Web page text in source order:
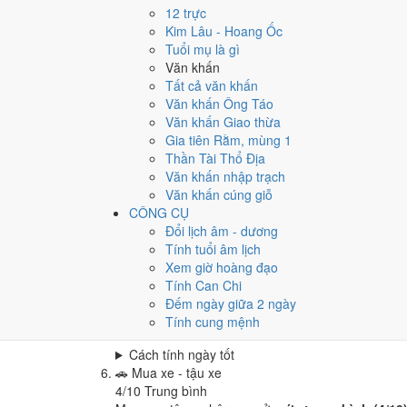
12 trực
Kim Lâu - Hoang Ốc
Tuổi mụ là gì
Văn khấn
Tất cả văn khấn
Văn khấn Ông Táo
Văn khấn Giao thừa
Gia tiên Rằm, mùng 1
Thần Tài Thổ Địa
Văn khấn nhập trạch
Văn khấn cúng giỗ
CÔNG CỤ
Đổi lịch âm - dương
Tính tuổi âm lịch
Xem giờ hoàng đạo
Tính Can Chi
Đếm ngày giữa 2 ngày
Tính cung mệnh
Cách tính ngày tốt
Khai trương - mở cửa hàng
Xấu
Khai trương - mở cửa hàng hôm nay ở
Cách tính ngày tốt
Ký hợp đồng - giao ước
Trung bình
Ký hợp đồng - giao ước hôm nay ở
Cách tính ngày tốt
🏗️ Động thổ - khởi công
Trung bình
Động thổ - khởi công hôm nay ở
Cách tính ngày tốt
Nhập trạch - vào nhà mới
Trung bình
Nhập trạch - vào nhà mới hôm nay ở
Cách tính ngày tốt
🚗 Mua xe - tậu xe
4/10 Trung bình